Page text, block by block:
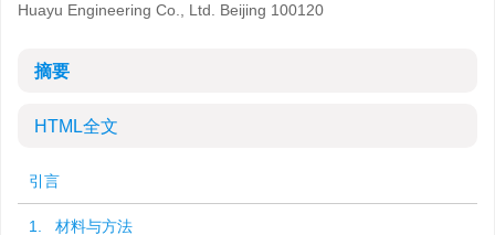
Huayu Engineering Co., Ltd. Beijing 100120
摘要
HTML全文
引言
1. 材料与方法